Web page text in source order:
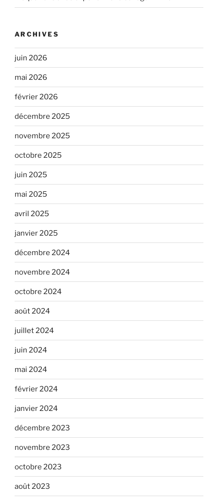
ARCHIVES
juin 2026
mai 2026
février 2026
décembre 2025
novembre 2025
octobre 2025
juin 2025
mai 2025
avril 2025
janvier 2025
décembre 2024
novembre 2024
octobre 2024
août 2024
juillet 2024
juin 2024
mai 2024
février 2024
janvier 2024
décembre 2023
novembre 2023
octobre 2023
août 2023